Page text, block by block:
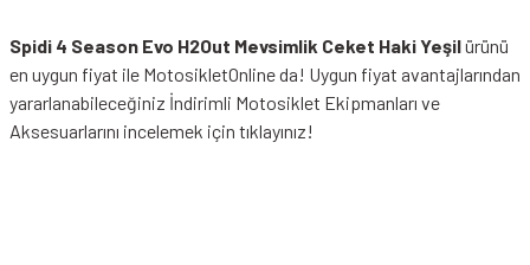
Spidi 4 Season Evo H2Out Mevsimlik Ceket Haki Yeşilürünü
en uygun fiyat ile MotosikletOnline da! Uygun fiyat avantajlarından
yararlanabileceğiniz İndirimli Motosiklet Ekipmanları ve
Aksesuarlarını incelemek için tıklayınız!